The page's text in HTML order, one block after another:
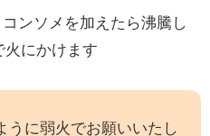
ンソメを加えたら沸騰し
にかけます
うに弱火でお願いいたし